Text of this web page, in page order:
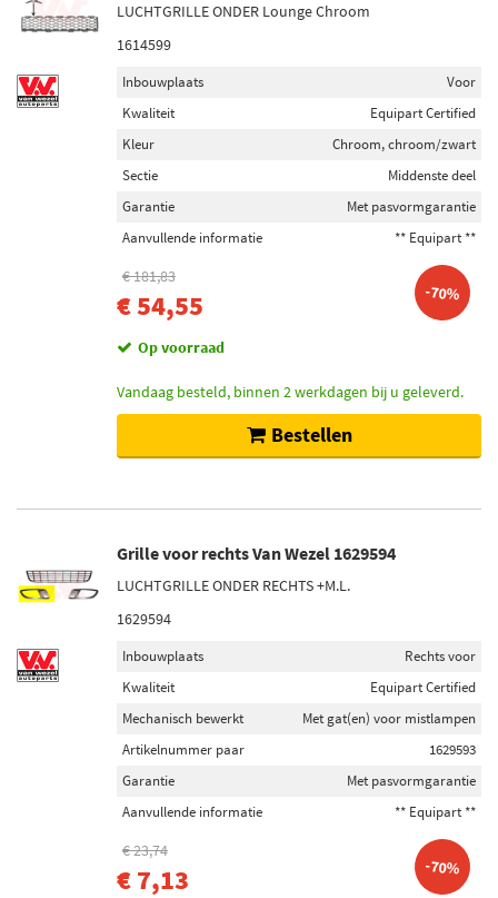
LUCHTGRILLE ONDER Lounge Chroom
1614599
Inbouwplaats
Voor
Kwaliteit
Equipart Certified
Kleur
Chroom, chroom/zwart
Sectie
Middenste deel
Garantie
Met pasvormgarantie
Aanvullende informatie
** Equipart **
€ 181,83
€ 54,55 -70%
Op voorraad
Vandaag besteld, binnen 2 werkdagen bij u geleverd.
Bestellen
Grille voor rechts Van Wezel 1629594
LUCHTGRILLE ONDER RECHTS +M.L.
1629594
Inbouwplaats
Rechts voor
Kwaliteit
Equipart Certified
Mechanisch bewerkt
Met gat(en) voor mistlampen
Artikelnummer paar
1629593
Garantie
Met pasvormgarantie
Aanvullende informatie
** Equipart **
€ 23,74
€ 7,13 -70%